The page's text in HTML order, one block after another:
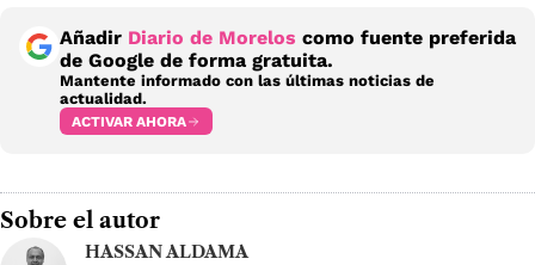
Añadir Diario de Morelos como fuente preferida
de Google de forma gratuita.
Mantente informado con las últimas noticias de
actualidad.
ACTIVAR AHORA
Sobre el autor
HASSAN ALDAMA